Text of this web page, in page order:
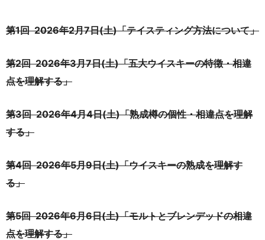
第1回 2026年2月7日(土)「テイスティング方法について」
第2回 2026年3月7日(土)「五大ウイスキーの特徴・相違
点を理解する」
第3回 2026年4月4日(土)「熟成樽の個性・相違点を理解
する」
第4回 2026年5月9日(土)「ウイスキーの熟成を理解す
る」
第5回 2026年6月6日(土)「モルトとブレンデッドの相違
点を理解する」